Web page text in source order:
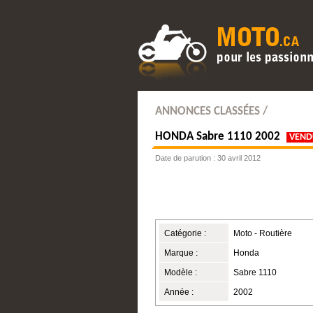
ANNONCES CLASSÉES /
HONDASabre 1110 2002
Date de parution : 30 avril 2012
Catégorie : Moto - Routière
Marque : Honda
Modèle : Sabre 1110
Année : 2002